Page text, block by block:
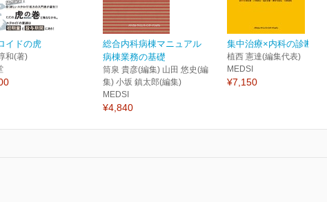
イドの虎
和(著)
総合内科病棟マニュアル
病棟業務の基礎
筒泉 貴彦(編集) 山田 悠史(編
集) 小坂 鎮太郎(編集)
MEDSI
¥4,840
集中治療×内科の診断戦略
植西 憲達(編集代表)
MEDSI
¥7,150